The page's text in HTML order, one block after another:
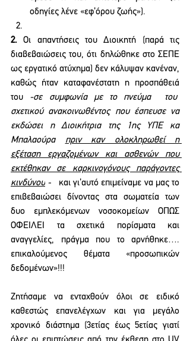
οδηγίες λένε «εφ’όρου ζωής»).
2. Οι απαντήσεις του Διοικητή (παρά τις
διαβεβαιώσεις του, ότι δηλώθηκε στο ΣΕΠΕ
ως εργατικό ατύχημα) δεν κάλυψαν κανέναν,
καθώς ήταν καταφανέστατη η προσπάθειά
του -σε συμφωνία με το πνεύμα  του
σχετικού ανακοινωθέντος που έσπευσε να
εκδώσει η Διοικήτρια της 1ης ΥΠΕ κα
Μπαλαούρα πριν καν ολοκληρωθεί η
εξέταση εργαζομένων και ασθενών που
εκτέθηκαν σε καρκινογόνους παράγοντες
κινδύνου - και γι’αυτό επιμείναμε να μας το
επιβεβαιώσει δίνοντας στα σωματεία των
δυο εμπλεκόμενων νοσοκομείων ΟΠΩΣ
ΟΦΕΙΛΕΙ τα σχετικά πορίσματα και
αναγγελίες, πράγμα που το αρνήθηκε….
επικαλούμενος θέματα «προσωπικών
δεδομένων»!!!
Ζητήσαμε να ενταχθούν όλοι σε ειδικό
καθεστώς επανελέγχων και για μεγάλο
χρονικό διάστημα (3ετίας έως 5ετίας γιατί